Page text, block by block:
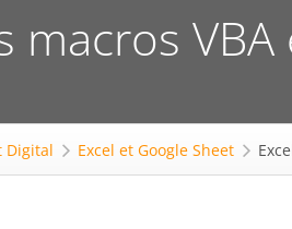
macros
Digital Excel et Google Sheet